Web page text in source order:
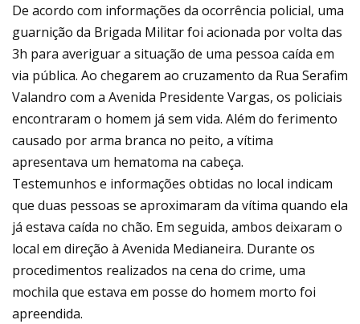
De acordo com informações da ocorrência policial, uma
guarnição da Brigada Militar foi acionada por volta das
3h para averiguar a situação de uma pessoa caída em
via pública. Ao chegarem ao cruzamento da Rua Serafim
Valandro com a Avenida Presidente Vargas, os policiais
encontraram o homem já sem vida. Além do ferimento
causado por arma branca no peito, a vítima
apresentava um hematoma na cabeça.
Testemunhos e informações obtidas no local indicam
que duas pessoas se aproximaram da vítima quando ela
já estava caída no chão. Em seguida, ambos deixaram o
local em direção à Avenida Medianeira. Durante os
procedimentos realizados na cena do crime, uma
mochila que estava em posse do homem morto foi
apreendida.